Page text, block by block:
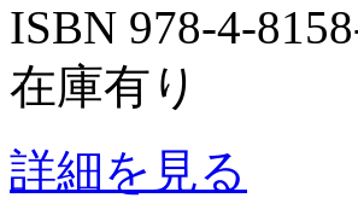
ISBN 978-4-
在庫有り
詳細を見る